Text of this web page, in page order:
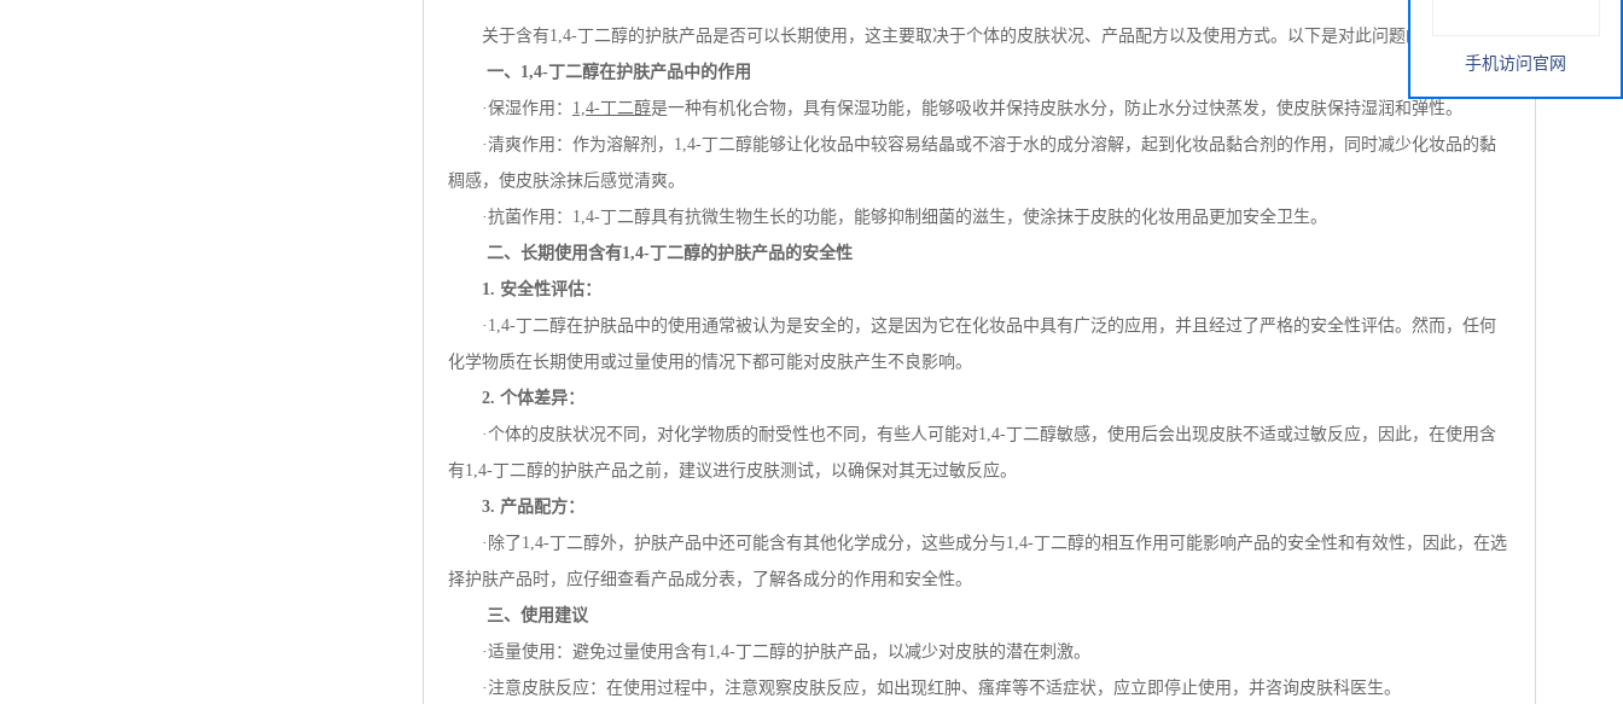
关于含有1,4-丁二醇的护肤产品是否可以长期使用，这主要取决于个体的皮肤状况、产品配方以及使用方式。以下是对此问题的详细分析：
一、 1,4-丁二醇在护肤产品中的作用
·保湿作用： 1,4-丁二醇是一种有机化合物，具有保湿功能，能够吸收并保持皮肤水分，防止水分过快蒸发，使皮肤保持湿润和弹性。
·清爽作用：作为溶解剂， 1,4-丁二醇能够让化妆品中较容易结晶或不溶于水的成分溶解，起到化妆品黏合剂的作用，同时减少化妆品的黏
稠感，使皮肤涂抹后感觉清爽。
·抗菌作用： 1,4-丁二醇具有抗微生物生长的功能，能够抑制细菌的滋生，使涂抹于皮肤的化妆用品更加安全卫生。
二、长期使用含有1,4-丁二醇的护肤产品的安全性
1. 安全性评估：
· 1,4-丁二醇在护肤品中的使用通常被认为是安全的，这是因为它在化妆品中具有广泛的应用，并且经过了严格的安全性评估。然而，任何
化学物质在长期使用或过量使用的情况下都可能对皮肤产生不良影响。
2.个体差异：
·个体的皮肤状况不同，对化学物质的耐受性也不同，有些人可能对1,4-丁二醇敏感，使用后会出现皮肤不适或过敏反应，因此，在使用含
有1,4-丁二醇的护肤产品之前，建议进行皮肤测试，以确保对其无过敏反应。
3. 产品配方：
·除了 1,4-丁二醇外，护肤产品中还可能含有其他化学成分，这些成分与1,4-丁二醇的相互作用可能影响产品的安全性和有效性，因此，在选
择护肤产品时，应仔细查看产品成分表，了解各成分的作用和安全性。
三、使用建议
·适量使用：避免过量使用含有1,4-丁二醇的护肤产品，以减少对皮肤的潜在刺激。
·注意皮肤反应：在使用过程中，注意观察皮肤反应，如出现红肿、瘙痒等不适症状，应立即停止使用，并咨询皮肤科医生。
手机访问官网